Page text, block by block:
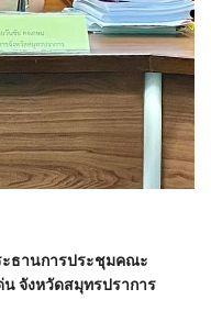
ะธานการประชุมคณะ
น จังหวัดสมุทรปราการ